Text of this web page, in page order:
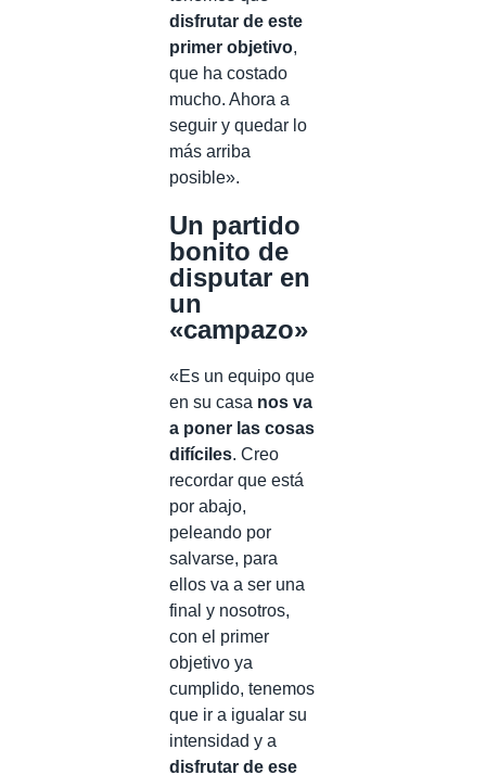
disfrutar de este
primer objetivo,
que ha costado
mucho. Ahora a
seguir y quedar lo
más arriba
posible».
Un partido
bonito de
disputar en
un
«campazo»
«Es un equipo que
en su casa nos va
a poner las cosas
difíciles. Creo
recordar que está
por abajo,
peleando por
salvarse, para
ellos va a ser una
final y nosotros,
con el primer
objetivo ya
cumplido, tenemos
que ir a igualar su
intensidad y a
disfrutar de ese